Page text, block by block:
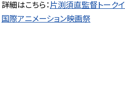
詳細はこちら：片渕須直監督トークイ
国際アニメーション映画祭